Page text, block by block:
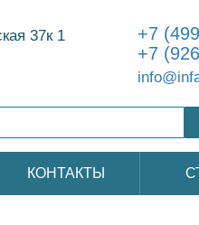
37к 1
+7
+7
КОНТАКТЫ